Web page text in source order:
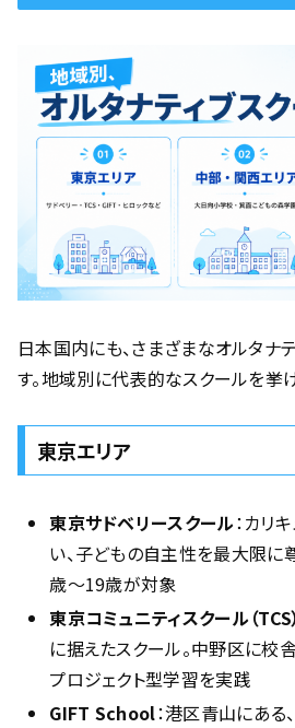
日本国内にも、さまざまなオルタナ
す。地域別に代表的なスクールを挙
東京エリア
東京サドベリースクール：カリ
い、子どもの自主性を最大限に
歳〜19歳が対象
東京コミュニティスクール（TCS）
に据えたスクール。中野区に校
プロジェクト型学習を実践
GIFT School：港区青山にあ